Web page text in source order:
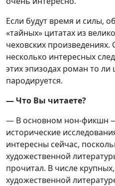
Если будут время и силы,
«тайных» цитатах из
чеховских произведениях.
несколько интересных
этих эпизодах роман то ли
пародируется.
— Что Вы читаете?
— В основном нон-фикшн
исторические
интересны сейчас,
художественной
прочитал. В числе
художественной